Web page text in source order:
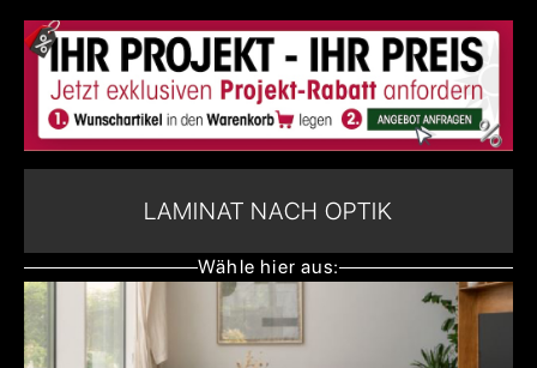
LAMINAT NACH OPTIK
Wähle hier aus: